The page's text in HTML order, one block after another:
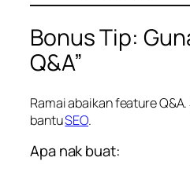
Bonus Tip:
Q&A”
Ramai abaikan feature
bantuSEO.
Apa nak buat: